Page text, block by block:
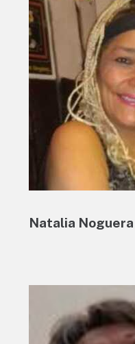
Natalia Noguera